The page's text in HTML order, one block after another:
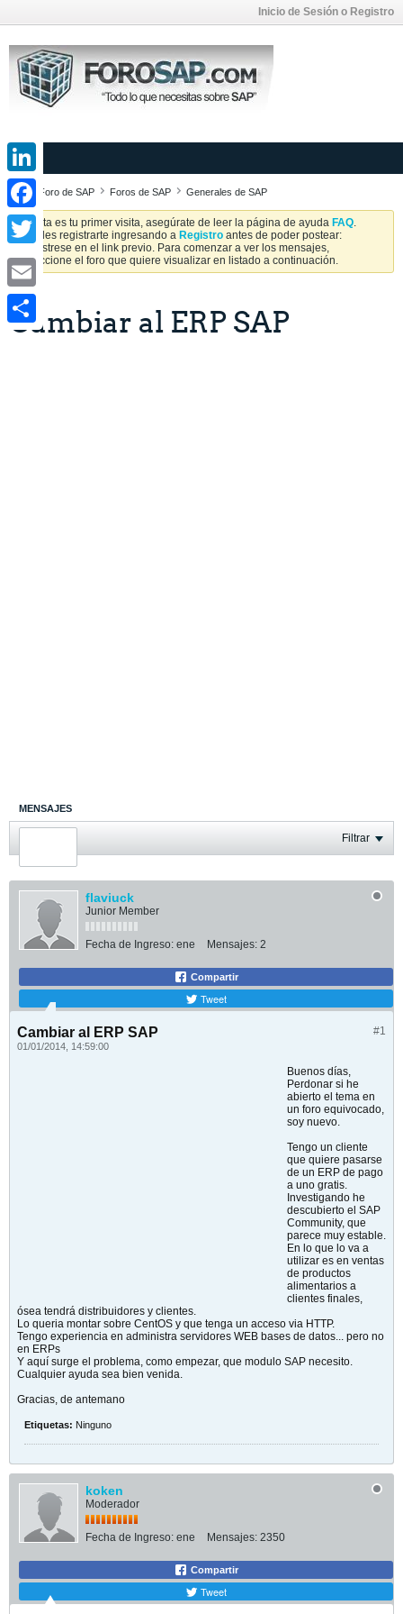
Inicio de Sesión o Registro
Foro de SAP Foros de SAP Generales de SAP
Si esta es tu primer visita, asegúrate de leer la página de ayuda FAQ.
Puedes registrarte ingresando a Registro antes de poder postear:
Regístrese en el link previo. Para comenzar a ver los mensajes,
seleccione el foro que quiere visualizar en listado a continuación.
Cambiar al ERP SAP
MENSAJES
ÚLTIMA ACTIVIDAD Filtrar
flaviuck
Junior Member
Fecha de Ingreso: ene Mensajes: 2
Compartir
Tweet
#1
Cambiar al ERP SAP
01/01/2014, 14:59:00
Buenos días,
Perdonar si he
abierto el tema en
un foro equivocado,
soy nuevo.
Tengo un cliente
que quiere pasarse
de un ERP de pago
a uno gratis.
Investigando he
descubierto el SAP
Community, que
parece muy estable.
En lo que lo va a
utilizar es en ventas
de productos
alimentarios a
clientes finales,
ósea tendrá distribuidores y clientes.
Lo queria montar sobre CentOS y que tenga un acceso via HTTP.
Tengo experiencia en administra servidores WEB bases de datos... pero no
en ERPs
Y aquí surge el problema, como empezar, que modulo SAP necesito.
Cualquier ayuda sea bien venida.
Gracias, de antemano
Etiquetas: Ninguno
koken
Moderador
Fecha de Ingreso: ene Mensajes: 2350
Compartir
Tweet
LinkedIn
Facebook
Twitter
Email